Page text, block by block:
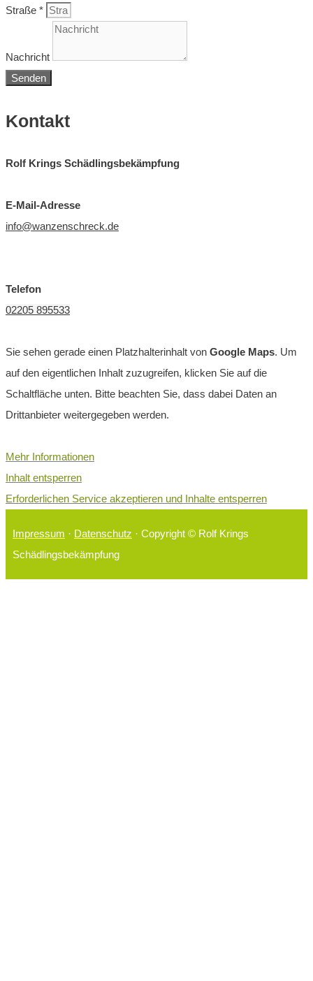
Straße *
Nachricht
Senden
Kontakt
Rolf Krings Schädlingsbekämpfung
E-Mail-Adresse
info@wanzenschreck.de
Telefon
02205 895533
Sie sehen gerade einen Platzhalterinhalt von Google Maps. Um
auf den eigentlichen Inhalt zuzugreifen, klicken Sie auf die
Schaltfläche unten. Bitte beachten Sie, dass dabei Daten an
Drittanbieter weitergegeben werden.
Mehr Informationen
Inhalt entsperren
Erforderlichen Service akzeptieren und Inhalte entsperren
Impressum · Datenschutz · Copyright © Rolf Krings
Schädlingsbekämpfung